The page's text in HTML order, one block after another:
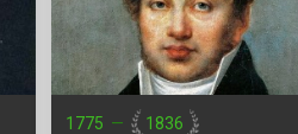
1775 — 1836